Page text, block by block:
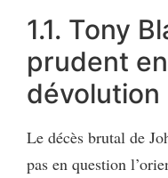
1.1. Tony
prudent
dévolution
Le décès brutal de
pas en question